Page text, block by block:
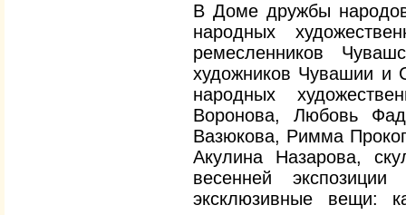
В Доме дружбы
народных
ремесленников
художников Чувашии и
народных
Воронова, Любовь
Вазюкова, Римма
Акулина Назарова,
весенней
эксклюзивные вещи: